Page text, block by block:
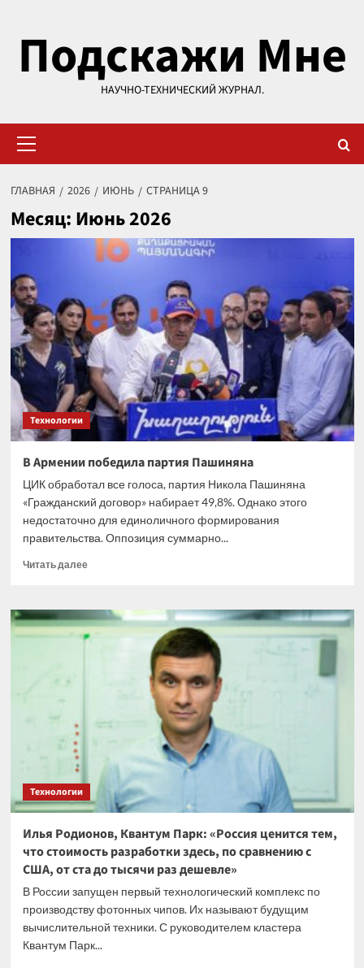
содержимому
Подскажи Мне
НАУЧНО-ТЕХНИЧЕСКИЙ ЖУРНАЛ.
меню
ГЛАВНАЯ 2026 ИЮНЬ СТРАНИЦА 9
Месяц: Июнь 2026
Технологии
В Армении победила партия Пашиняна
ЦИК обработал все голоса, партия Никола Пашиняна
«Гражданский договор» набирает 49,8%. Однако этого
недостаточно для единоличного формирования
правительства. Оппозиция суммарно...
Читать далееПрочитать
В
Армении
победила
Технологии
Илья Родионов, Квантум Парк: «Россия ценится тем,
что стоимость разработки здесь, по сравнению с
США, от ста до тысячи раз дешевле»
В России запущен первый технологический комплекс по
производству фотонных чипов. Их называют будущим
вычислительной техники. С руководителем кластера
Квантум Парк...